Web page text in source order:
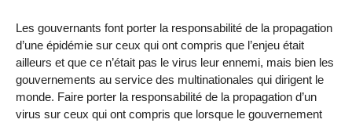
Les gouvernants font porter la responsabilité de la propagation
d’une épidémie sur ceux qui ont compris que l’enjeu était
ailleurs et que ce n’était pas le virus leur ennemi, mais bien les
gouvernements au service des multinationales qui dirigent le
monde. Faire porter la responsabilité de la propagation d’un
virus sur ceux qui ont compris que lorsque le gouvernement